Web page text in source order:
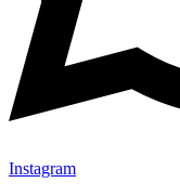
Instagram